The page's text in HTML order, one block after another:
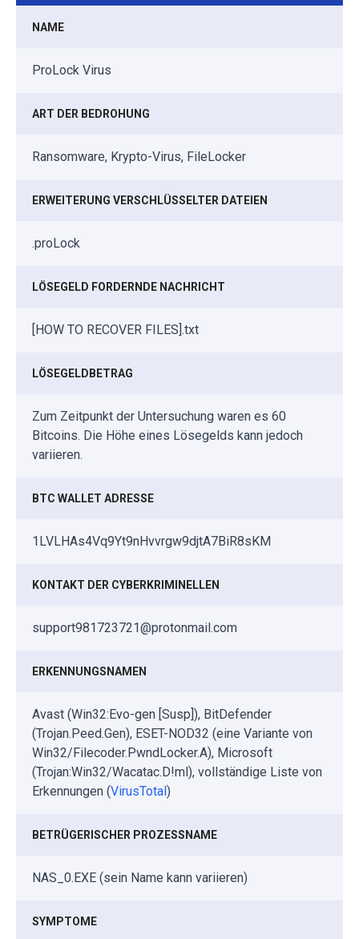
NAME
ProLock Virus
ART DER BEDROHUNG
Ransomware, Krypto-Virus, FileLocker
ERWEITERUNG VERSCHLÜSSELTER DATEIEN
.proLock
LÖSEGELD FORDERNDE NACHRICHT
[HOW TO RECOVER FILES].txt
LÖSEGELDBETRAG
Zum Zeitpunkt der Untersuchung waren es 60
Bitcoins. Die Höhe eines Lösegelds kann jedoch
variieren.
BTC WALLET ADRESSE
1LVLHAs4Vq9Yt9nHvvrgw9djtA7BiR8sKM
KONTAKT DER CYBERKRIMINELLEN
support981723721@protonmail.com
ERKENNUNGSNAMEN
Avast (Win32:Evo-gen [Susp]), BitDefender
(Trojan.Peed.Gen), ESET-NOD32 (eine Variante von
Win32/Filecoder.PwndLocker.A), Microsoft
(Trojan:Win32/Wacatac.D!ml), vollständige Liste von
Erkennungen (VirusTotal)
BETRÜGERISCHER PROZESSNAME
NAS_0.EXE (sein Name kann variieren)
SYMPTOME